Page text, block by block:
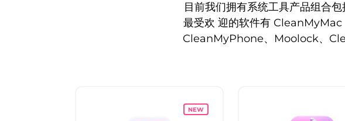
目前我们拥有系统工具产品组合
最受欢 迎的软件有 CleanMyMac
CleanMyPhone、Moolock、
NEW